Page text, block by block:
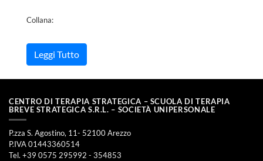
Collana:
Leggi Tutto
CENTRO DI TERAPIA STRATEGICA – SCUOLA DI TERAPIA
BREVE STRATEGICA S.R.L. – SOCIETÀ UNIPERSONALE
P.zza S. Agostino, 11- 52100 Arezzo
P.IVA 01443360514
Tel. +39 0575 295992 - 354853